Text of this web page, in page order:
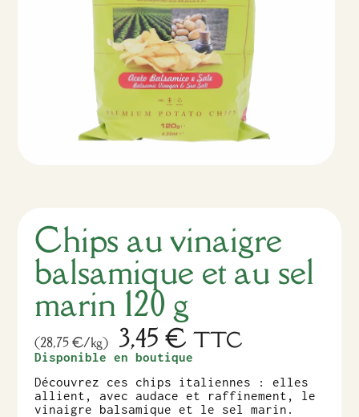
Chips au vinaigre
balsamique et au sel
marin 120 g
(28,75 €/kg) 3,45€ TTC
Disponible en boutique
Découvrez ces chips italiennes : elles
allient, avec audace et raffinement, le
vinaigre balsamique et le sel marin.